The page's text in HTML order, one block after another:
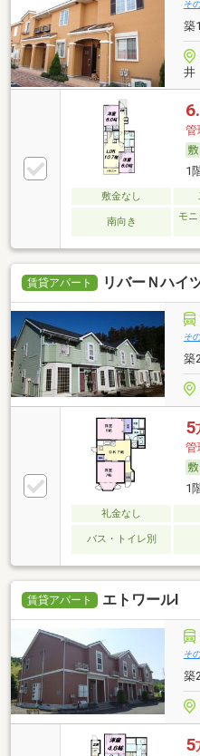
そ
築
井
管
1
敷金なし
南向き
モ
賃貸アパート リバーＮハイ
そ
築
5
管
1
礼金なし
バス・トイレ別
賃貸アパート エトワールⅠ
そ
築
5